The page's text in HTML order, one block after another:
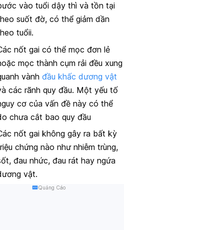
vào tuổi dậy thì và tồn tại
suốt đờ, có thể giảm dần
tuổii.
nốt gai có thể mọc đơn lẻ
mọc thành cụm rải đều xung
vành đầu khấc dương vật
các rãnh quy đầu. Một yếu tố
cơ của vấn đề này có thể
chưa cắt bao quy đầu
nốt gai không gây ra bất kỳ
chứng nào như nhiễm trùng,
đau nhức, đau rát hay ngứa
vật.
Quảng Cáo